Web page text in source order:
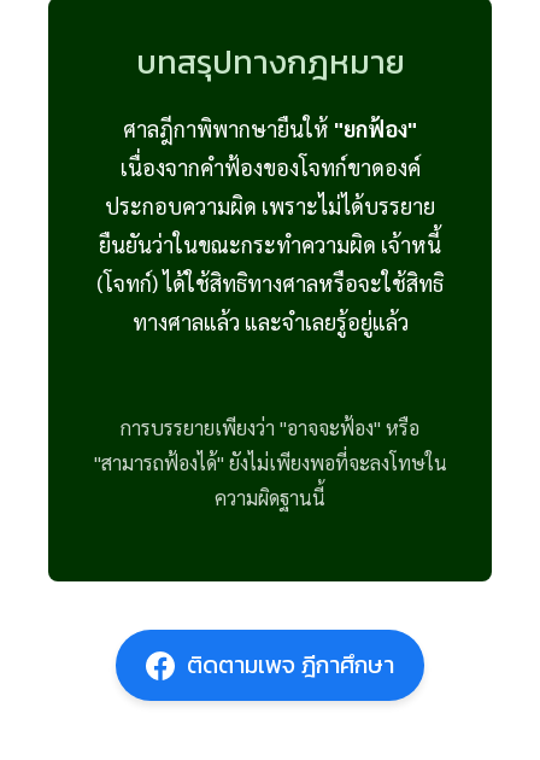
บทสรุปทางกฎหมาย
ศาลฎีกาพิพากษายืนให้ "ยกฟ้อง"
เนื่องจากคำฟ้องของโจทก์ขาดองค์
ประกอบความผิด เพราะไม่ได้บรรยาย
ยืนยันว่าในขณะกระทำความผิด เจ้าหนี้
(โจทก์) ได้ใช้สิทธิทางศาลหรือจะใช้สิทธิ
ทางศาลแล้ว และจำเลยรู้อยู่แล้ว
การบรรยายเพียงว่า "อาจจะฟ้อง" หรือ
"สามารถฟ้องได้" ยังไม่เพียงพอที่จะลงโทษใน
ความผิดฐานนี้
ติดตามเพจ ฎีกาศึกษา